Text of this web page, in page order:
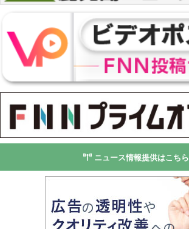
ニュース情報提供はこちら